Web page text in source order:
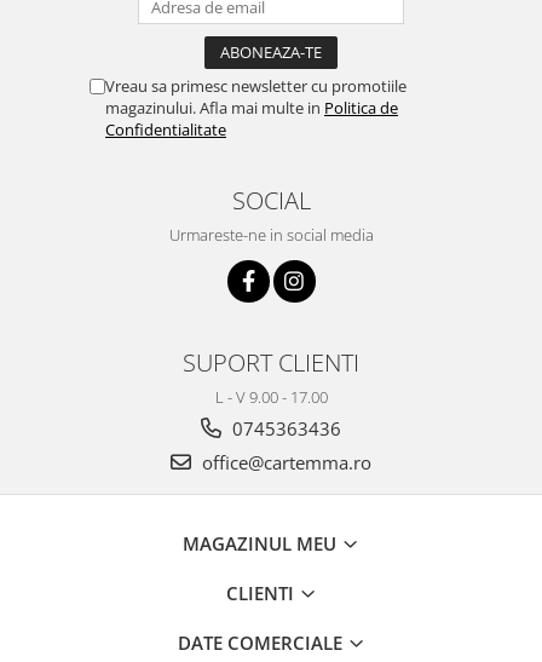
Vreau sa primesc newsletter cu promotiile
magazinului. Afla mai multe in Politica de
Confidentialitate
SOCIAL
Urmareste-ne in social media
SUPORT CLIENTI
L - V 9.00 - 17.00
0745363436
office@cartemma.ro
MAGAZINUL MEU
CLIENTI
DATE COMERCIALE